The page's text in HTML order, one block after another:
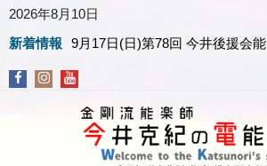
2026年8月10日
新着情報
9月17日(日)第78回 今井後援会能